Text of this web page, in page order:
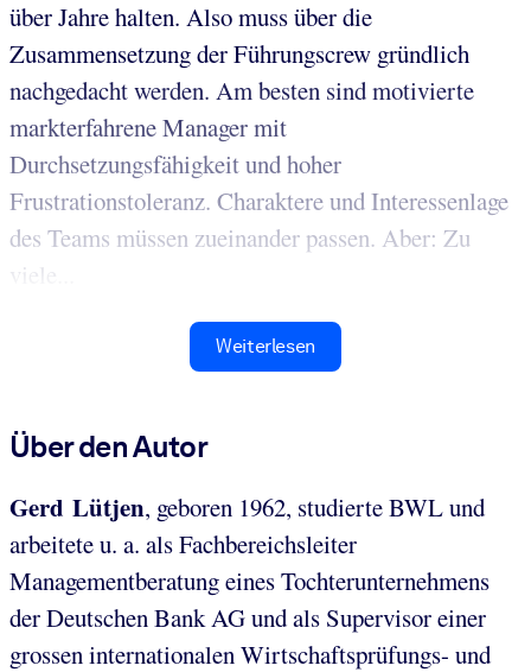
über Jahre halten. Also muss über die
Zusammensetzung der Führungscrew gründlich
nachgedacht werden. Am besten sind motivierte
markterfahrene Manager mit
Durchsetzungsfähigkeit und hoher
Frustrationstoleranz. Charaktere und Interessenlage
des Teams müssen zueinander passen. Aber: Zu
viele...
Weiterlesen
Über den Autor
Gerd Lütjen, geboren 1962, studierte BWL und
arbeitete u. a. als Fachbereichsleiter
Managementberatung eines Tochterunternehmens
der Deutschen Bank AG und als Supervisor einer
grossen internationalen Wirtschaftsprüfungs- und